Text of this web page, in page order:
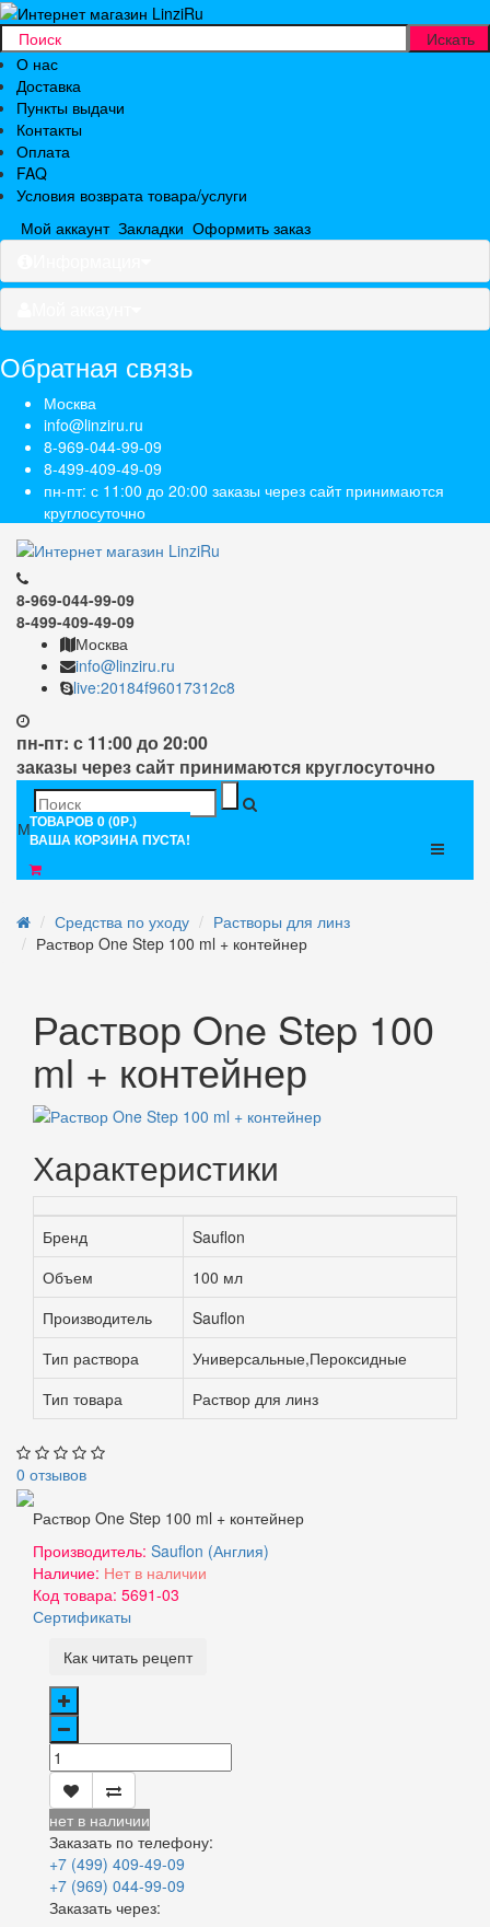
О нас
Доставка
Пункты выдачи
Контакты
Оплата
FAQ
Условия возврата товара/услуги
Мой аккаунт Закладки Оформить заказ
Обратная связь
Москва
info@linziru.ru
8-969-044-99-09
8-499-409-49-09
пн-пт: с 11:00 до 20:00 заказы через сайт принимаются
круглосуточно
8-969-044-99-09
8-499-409-49-09
Москва
info@linziru.ru
live:20184f96017312c8
пн-пт: с 11:00 до 20:00
заказы через сайт принимаются круглосуточно
ТОВАРОВ 0 (0Р.)
ВАША КОРЗИНА ПУСТА!
Меню
Средства по уходу
Растворы для линз
Раствор One Step 100 ml + контейнер
Раствор One Step 100
ml + контейнер
Характеристики
Бренд
Sauflon
Объем
100 мл
Производитель
Sauflon
Тип раствора
Универсальные,Пероксидные
Тип товара
Раствор для линз
0 отзывов
Раствор One Step 100 ml + контейнер
Производитель: Sauflon (Англия)
Наличие: Нет в наличии
Код товара: 5691-03
Сертификаты
Как читать рецепт
нет в наличии
Заказать по телефону:
+7 (499) 409-49-09
+7 (969) 044-99-09
Заказать через: